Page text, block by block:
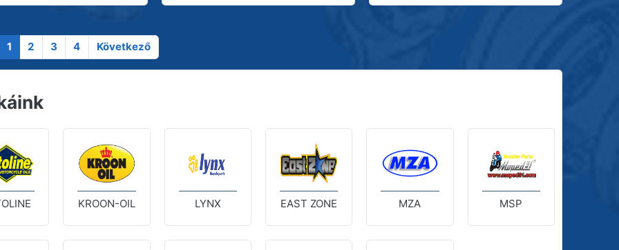
1 2 3 4 Következő
KROON-OIL LYNX EAST ZONE MZA MSP